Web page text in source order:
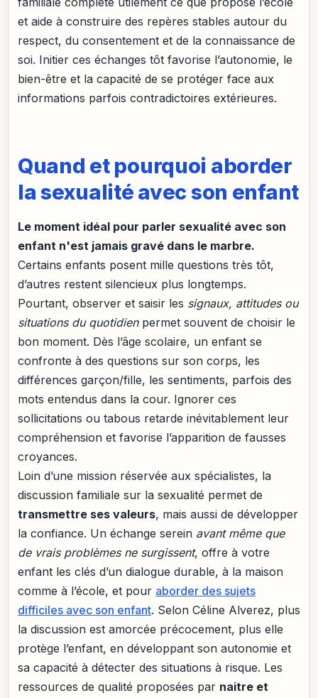
et aide à construire des repères stables autour du
respect, du consentement et de la connaissance de
soi. Initier ces échanges tôt favorise l’autonomie, le
bien-être et la capacité de se protéger face aux
informations parfois contradictoires extérieures.
Quand et pourquoi aborder
la sexualité avec son enfant
Le moment idéal pour parler sexualité avec son
enfant n'est jamais gravé dans le marbre.
Certains enfants posent mille questions très tôt,
d’autres restent silencieux plus longtemps.
Pourtant, observer et saisir les signaux, attitudes ou
situations du quotidienpermet souvent de choisir le
bon moment. Dès l’âge scolaire, un enfant se
confronte à des questions sur son corps, les
différences garçon/fille, les sentiments, parfois des
mots entendus dans la cour. Ignorer ces
sollicitations ou tabous retarde inévitablement leur
compréhension et favorise l’apparition de fausses
croyances.
Loin d’une mission réservée aux spécialistes, la
discussion familiale sur la sexualité permet de
transmettre ses valeurs, mais aussi de développer
la confiance. Un échange serein avant même que
de vrais problèmes ne surgissent, offre à votre
enfant les clés d’un dialogue durable, à la maison
comme à l’école, et pour aborder des sujets
difficiles avec son enfant. Selon Céline Alverez, plus
la discussion est amorcée précocement, plus elle
protège l’enfant, en développant son autonomie et
sa capacité à détecter des situations à risque. Les
ressources de qualité proposées par naitre et